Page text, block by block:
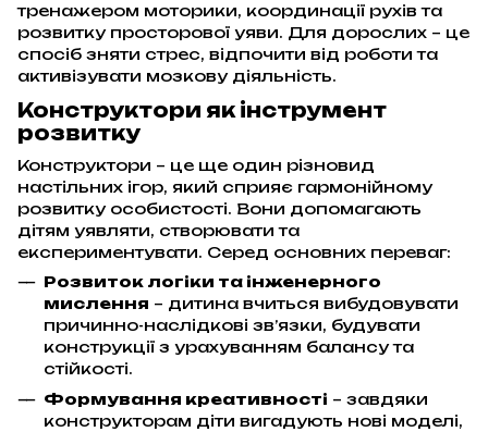
тренажером моторики, координації рухів та
розвитку просторової уяви. Для дорослих – це
спосіб зняти стрес, відпочити від роботи та
активізувати мозкову діяльність.
Конструктори як інструмент
розвитку
Конструктори – це ще один різновид
настільних ігор, який сприяє гармонійному
розвитку особистості. Вони допомагають
дітям уявляти, створювати та
експериментувати. Серед основних переваг:
Розвиток логіки та інженерного
мислення – дитина вчиться вибудовувати
причинно-наслідкові зв’язки, будувати
конструкції з урахуванням балансу та
стійкості.
Формування креативності – завдяки
конструкторам діти вигадують нові моделі,